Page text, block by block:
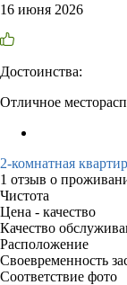
16 июня 2026
Достоинства:
Отличное
2-комнатная
1 отзыв о
Чистота
Цена - качество
Качество
Расположение
Своевременность
Соответствие фото